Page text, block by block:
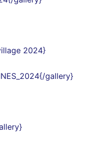
2024}
gallery}